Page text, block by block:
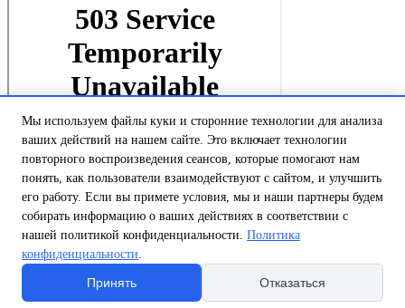
Мы используем файлы куки и сторонние технологии для анализа
ваших действий на нашем сайте. Это включает технологии
повторного воспроизведения сеансов, которые помогают нам
понять, как пользователи взаимодействуют с сайтом, и улучшить
его работу. Если вы примете условия, мы и наши партнеры будем
собирать информацию о ваших действиях в соответствии с
нашей политикой конфиденциальности. Политика
конфиденциальности.
Принять Отказаться